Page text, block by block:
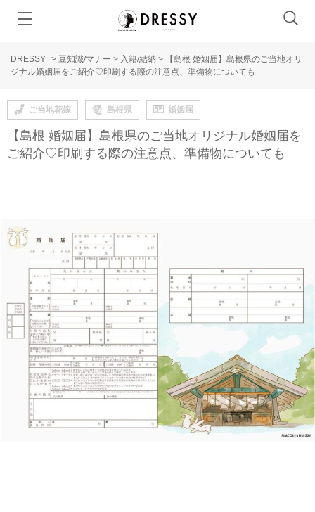
DRESSY > 豆知識/マナー > 入籍/結納 >
【島根 婚姻届】島根県のご当地オリ
ジナル婚姻届をご紹介♡印刷する際の注意点、準備物についても
ご当地花嫁 島根県 婚姻届
【島根 婚姻届】島根県のご当地オリジナル婚姻届を
ご紹介♡印刷する際の注意点、準備物についても